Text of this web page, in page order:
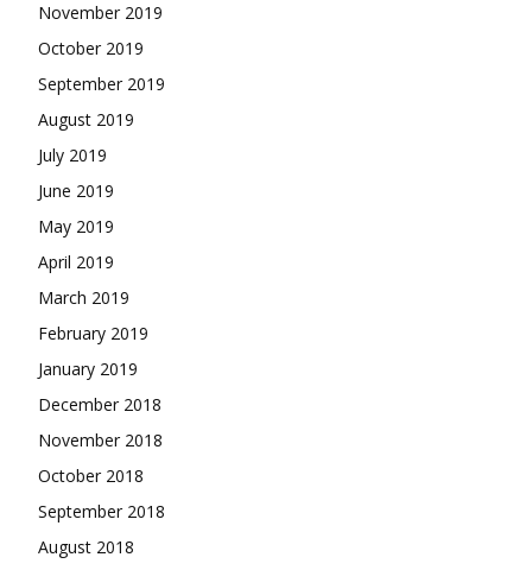
November 2019
October 2019
September 2019
August 2019
July 2019
June 2019
May 2019
April 2019
March 2019
February 2019
January 2019
December 2018
November 2018
October 2018
September 2018
August 2018